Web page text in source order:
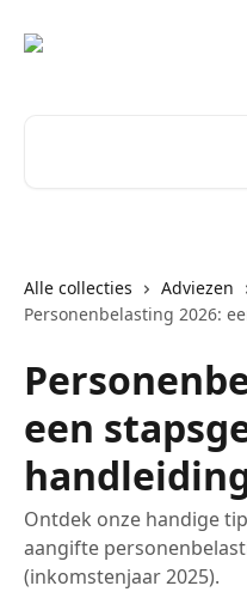
Alle collecties Adviezen
Personenbelasting 2026:
een
Ontdek onze handige
aangifte
(inkomstenjaar 2025).